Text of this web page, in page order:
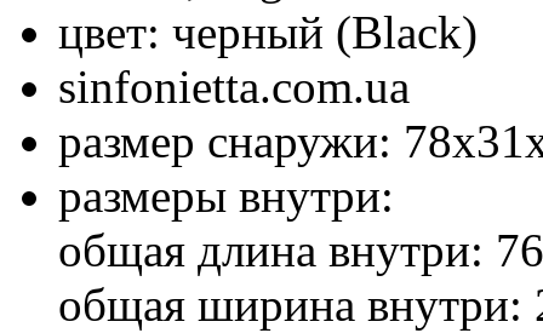
цвет: черный (Black)
sinfonietta.com.ua
размер снаружи:
размеры внутри:
общая длина внутри:
общая ширина внутри: